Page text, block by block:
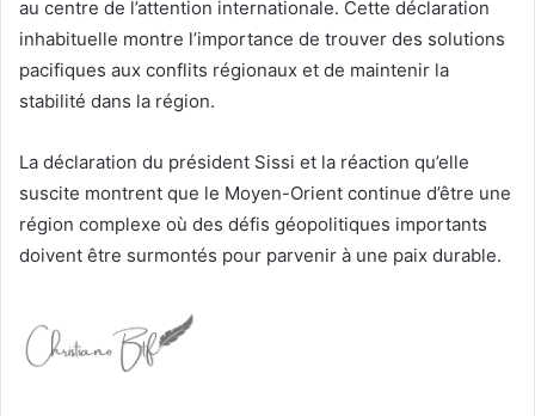
au centre de l’attention internationale. Cette déclaration
inhabituelle montre l’importance de trouver des solutions
pacifiques aux conflits régionaux et de maintenir la
stabilité dans la région.
La déclaration du président Sissi et la réaction qu’elle
suscite montrent que le Moyen-Orient continue d’être une
région complexe où des défis géopolitiques importants
doivent être surmontés pour parvenir à une paix durable.